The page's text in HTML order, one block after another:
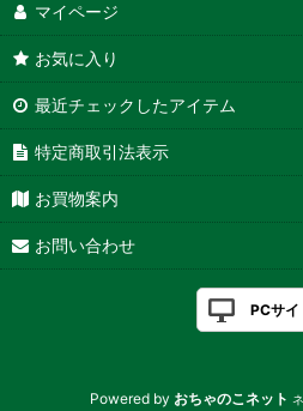
マイページ
お気に入り
最近チェックしたアイテム
特定商取引法表示
お買物案内
お問い合わせ
PCサイ
Powered by おちゃのこネット